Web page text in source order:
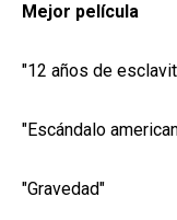
Mejor película
"12 años de
"Escándalo
"Gravedad"